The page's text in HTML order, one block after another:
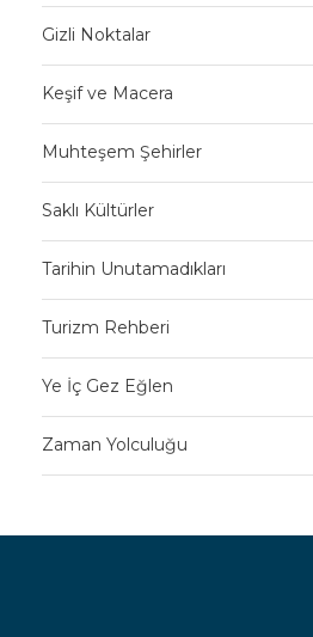
Gizli Noktalar
Keşif ve Macera
Muhteşem Şehirler
Saklı Kültürler
Tarihin Unutamadıkları
Turizm Rehberi
Ye İç Gez Eğlen
Zaman Yolculuğu